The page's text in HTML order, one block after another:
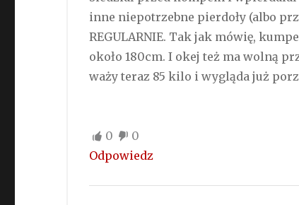
inne niepotrzebne pierdoły (albo
REGULARNIE. Tak jak mówię,
około 180cm. I okej też ma wolną
waży teraz 85 kilo i wygląda już
0
0
Odpowiedz